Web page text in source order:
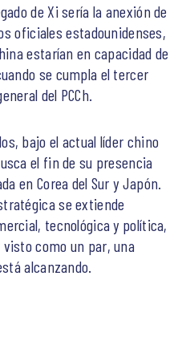
de Xi sería la anexión de
oficiales estadounidenses,
estarían en capacidad de
se cumpla el tercer
del PCCh.
bajo el actual líder chino
el fin de su presencia
en Corea del Sur y Japón.
se extiende
tecnológica y política,
como un par, una
alcanzando.